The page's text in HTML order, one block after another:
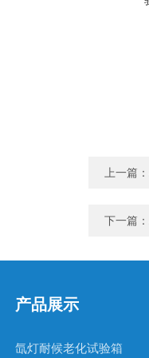
上一篇：
下一篇：
产品展示
氙灯耐候老化试验箱